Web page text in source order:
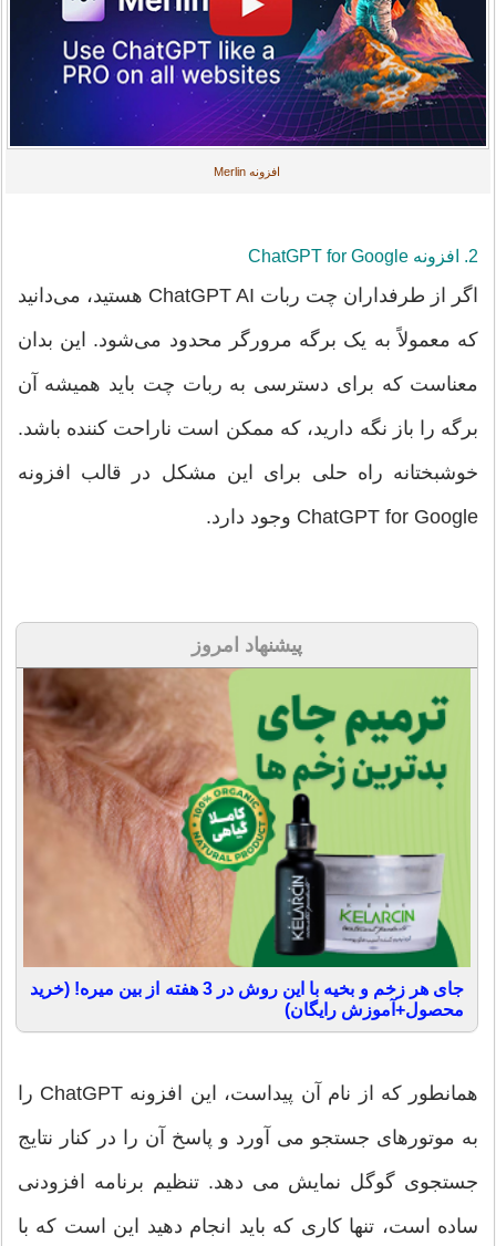
افزونه Merlin
2. افزونه ChatGPT for Google
اگر از طرفداران چت ربات ChatGPT AI هستید، می‌دانید
که معمولاً به یک برگه مرورگر محدود می‌شود. این بدان
معناست که برای دسترسی به ربات چت باید همیشه آن
برگه را باز نگه دارید، که ممکن است ناراحت کننده باشد.
خوشبختانه راه حلی برای این مشکل در قالب افزونه
ChatGPT for Google وجود دارد.
پیشنهاد امروز
جای هر زخم و بخیه با این روش در 3 هفته از بین میره! (خرید
محصول+آموزش رایگان)
همانطور که از نام آن پیداست، این افزونه ChatGPT را
به موتورهای جستجو می آورد و پاسخ آن را در کنار نتایج
جستجوی گوگل نمایش می دهد. تنظیم برنامه افزودنی
ساده است، تنها کاری که باید انجام دهید این است که با